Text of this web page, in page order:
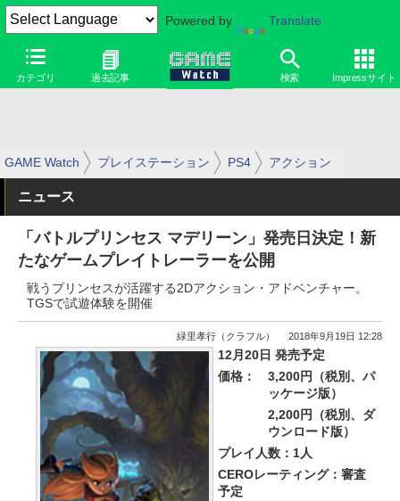
Powered by Translate
カテゴリ 過去記事 検索 Impressサイト
GAME Watch プレイステーション PS4 アクション
ニュース
「バトルプリンセス マデリーン」発売日決定！新
たなゲームプレイトレーラーを公開
戦うプリンセスが活躍する2Dアクション・アドベンチャー。
TGSで試遊体験を開催
緑里孝行（クラフル） 2018年9月19日 12:28
12月20日 発売予定
価格：
3,200円（税別、パ
ッケージ版）
2,200円（税別、ダ
ウンロード版）
プレイ人数：1人
CEROレーティング：審査
予定